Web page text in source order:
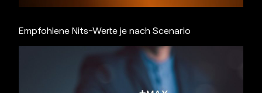
Empfohlene Nits-Werte je nach Scenario